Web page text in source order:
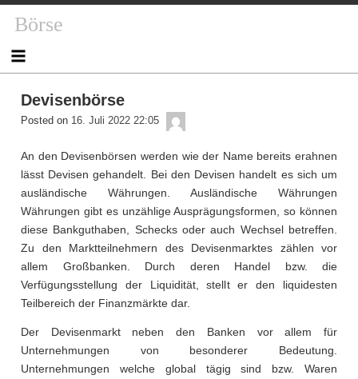
Börse
Devisenbörse
Posted on 16. Juli 2022 22:05
An den Devisenbörsen werden wie der Name bereits erahnen
lässt Devisen gehandelt. Bei den Devisen handelt es sich um
ausländische Währungen. Ausländische Währungen
Währungen gibt es unzählige Ausprägungsformen, so können
diese Bankguthaben, Schecks oder auch Wechsel betreffen.
Zu den Marktteilnehmern des Devisenmarktes zählen vor
allem Großbanken. Durch deren Handel bzw. die
Verfügungsstellung der Liquidität, stellt er den liquidesten
Teilbereich der Finanzmärkte dar.
Der Devisenmarkt neben den Banken vor allem für
Unternehmungen von besonderer Bedeutung.
Unternehmungen welche global tägig sind bzw. Waren